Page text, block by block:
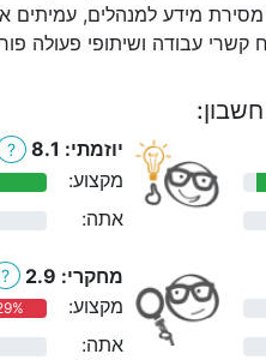
מסירת מידע למנהלים, עמיתים
קשרי עבודה ושיתופי פעולה
יוזמתי: 8.1 ?
מקצוע:
אתה:
מחקרי: 2.9 ?
מקצוע:
אתה: